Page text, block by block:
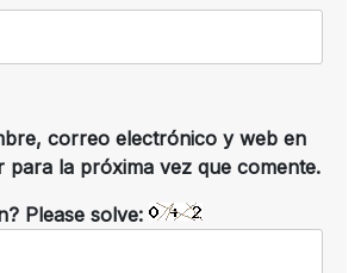
correo electrónico y web en
para la próxima vez que comente.
Please solve: